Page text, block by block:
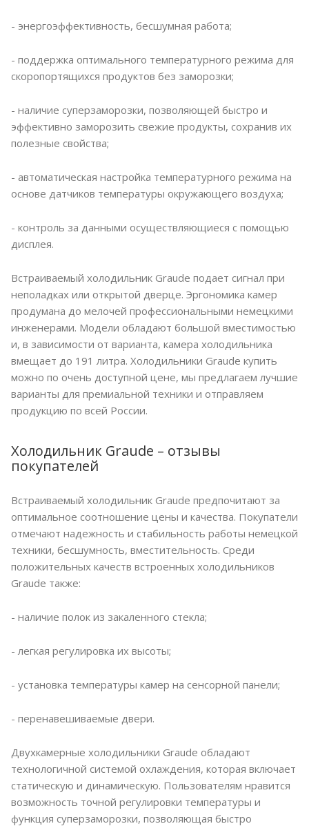
- энергоэффективность, бесшумная работа;
- поддержка оптимального температурного режима для
скоропортящихся продуктов без заморозки;
- наличие суперзаморозки, позволяющей быстро и
эффективно заморозить свежие продукты, сохранив их
полезные свойства;
- автоматическая настройка температурного режима на
основе датчиков температуры окружающего воздуха;
- контроль за данными осуществляющиеся с помощью
дисплея.
Встраиваемый холодильник Graude подает сигнал при
неполадках или открытой дверце. Эргономика камер
продумана до мелочей профессиональными немецкими
инженерами. Модели обладают большой вместимостью
и, в зависимости от варианта, камера холодильника
вмещает до 191 литра. Холодильники Graude купить
можно по очень доступной цене, мы предлагаем лучшие
варианты для премиальной техники и отправляем
продукцию по всей России.
Холодильник Graude – отзывы
покупателей
Встраиваемый холодильник Graude предпочитают за
оптимальное соотношение цены и качества. Покупатели
отмечают надежность и стабильность работы немецкой
техники, бесшумность, вместительность. Среди
положительных качеств встроенных холодильников
Graude также:
- наличие полок из закаленного стекла;
- легкая регулировка их высоты;
- установка температуры камер на сенсорной панели;
- перенавешиваемые двери.
Двухкамерные холодильники Graude обладают
технологичной системой охлаждения, которая включает
статическую и динамическую. Пользователям нравится
возможность точной регулировки температуры и
функция суперзаморозки, позволяющая быстро